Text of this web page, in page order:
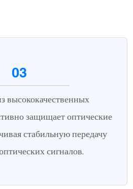
03
высококачественных
защищает оптические
стабильную передачу
сигналов.